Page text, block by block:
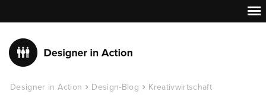
Designer in Action Design-Blog Kreativwirtschaft